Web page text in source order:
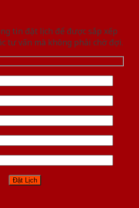
tin đặt lịch để được sắp xếp
tư vấn mà không phải chờ đợi.